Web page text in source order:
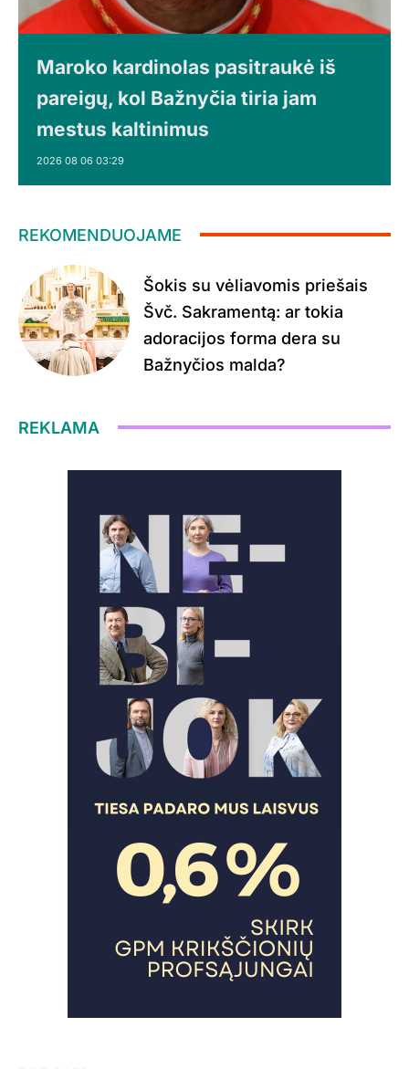
Maroko kardinolas pasitraukė iš
pareigų, kol Bažnyčia tiria jam
mestus kaltinimus
2026 08 06 03:29
REKOMENDUOJAME
Šokis su vėliavomis priešais
Švč. Sakramentą: ar tokia
adoracijos forma dera su
Bažnyčios malda?
REKLAMA